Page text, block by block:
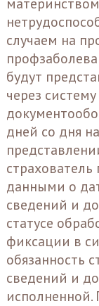
случаем на
будут
через
дней со дня
данными о
сведений и
статусе
фиксации в
обязанность
сведений и
исполненной.